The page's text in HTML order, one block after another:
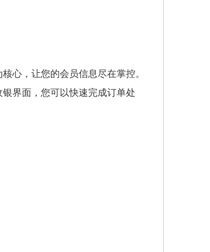
心，让您的会员信息尽在掌控。
界面，您可以快速完成订单处